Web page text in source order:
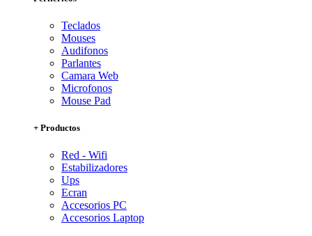
Teclados
Mouses
Audifonos
Parlantes
Camara Web
Microfonos
Mouse Pad
+ Productos
Red - Wifi
Estabilizadores
Ups
Ecran
Accesorios PC
Accesorios Laptop